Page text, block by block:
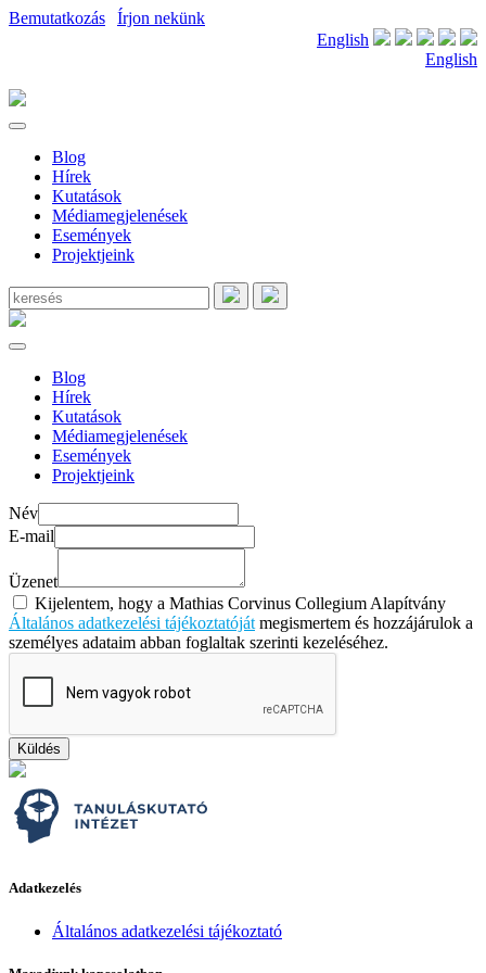
Bemutatkozás
Írjon nekünk
English
English
Blog
Hírek
Kutatások
Médiamegjelenések
Események
Projektjeink
Blog
Hírek
Kutatások
Médiamegjelenések
Események
Projektjeink
Név
E-mail
Üzenet
Kijelentem, hogy a Mathias Corvinus Collegium Alapítvány
Általános adatkezelési tájékoztatóját megismertem és hozzájárulok a
személyes adataim abban foglaltak szerinti kezeléséhez.
Küldés
Adatkezelés
Általános adatkezelési tájékoztató